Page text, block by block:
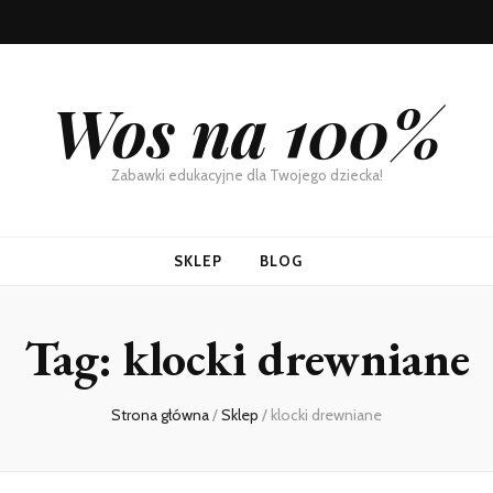
Wos na 100%
Zabawki edukacyjne dla Twojego dziecka!
SKLEP BLOG
Tag: klocki drewniane
Strona główna/Sklep / klocki drewniane